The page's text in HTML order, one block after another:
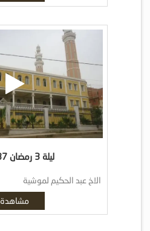
ليلة 3 رمضان 1437 هـ
الاخ عبد الحكيم لموشية
مشاهدة